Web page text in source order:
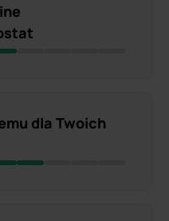
dla Twoich